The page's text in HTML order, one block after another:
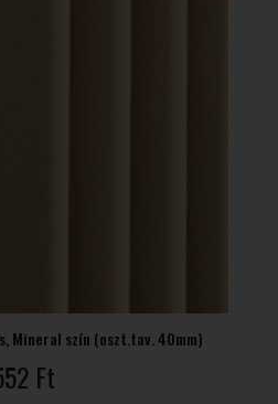
Mineral szín (oszt.tav. 40mm)
Ft44